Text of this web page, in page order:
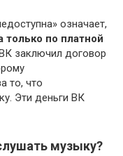
означает,
только по платной
заключил договор
то, что
Эти деньги ВК
музыку?